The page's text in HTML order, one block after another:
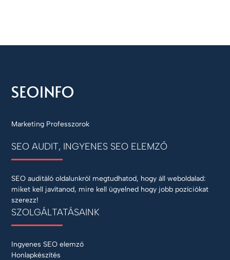
Marketing Professzorok
SEO AUDIT, INGYENES SEO ELEMZŐ
SEO auditáló oldalunkról megtudhatod, hogy áll weboldalad:
miket kell javítanod, mire kell ügyelned hogy jobb pozíciókat
szerezz!
SZOLGÁLTATÁSAINK
Ingyenes SEO elemző
Honlapkészítés